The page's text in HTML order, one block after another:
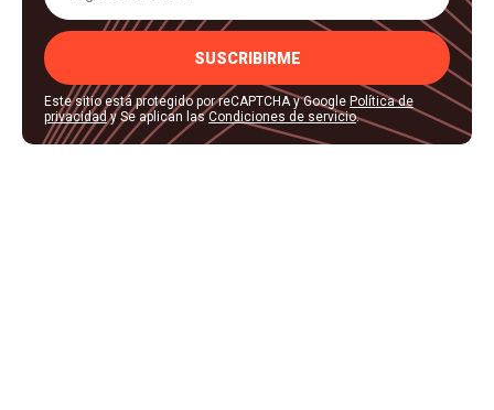
SUSCRIBIRME
Este sitio está protegido por reCAPTCHA y Google Política de
privacidad y Se aplican lasCondiciones de servicio.